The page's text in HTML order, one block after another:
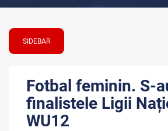
SIDEBAR
Fotbal feminin. S-
finalistele Ligii
WU12